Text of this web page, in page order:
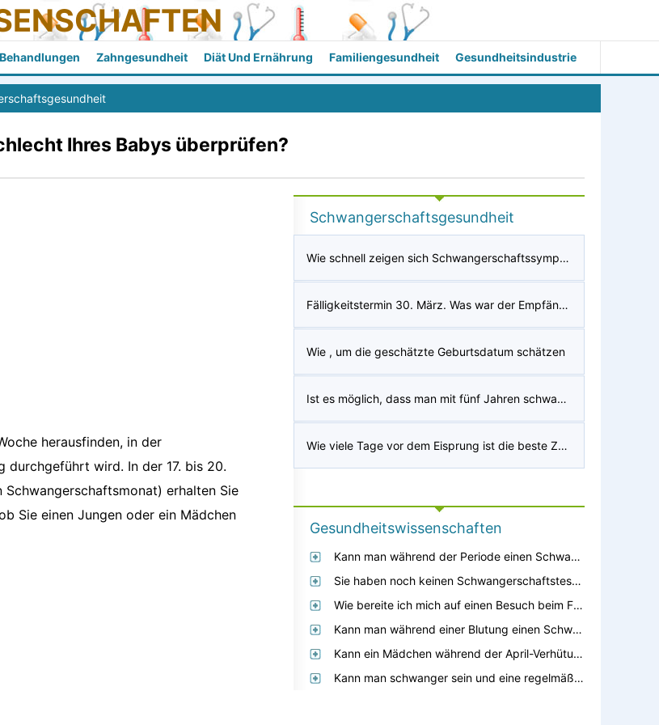
Zahngesundheit Diät Und Ernährung Familiengesundheit Gesundheitsindustrie
Ihres Babys überprüfen?
herausfinden, in der
durchgeführt wird. In der 17. bis 20.
erhalten Sie
Sie einen Jungen oder ein Mädchen
Schwangerschaftsgesundheit
Wie schnell zeigen sich Schwangerschaftssymptome?
Fälligkeitstermin 30. März. Was war der Empfängnistermin?
Wie , um die geschätzte Geburtsdatum schätzen
Ist es möglich, dass man mit fünf Jahren schwanger ist und einige seiner Hosen schon nicht mehr tragen kann? Lässt man sich früher zeigen, wenn man dünn ist?
Wie viele Tage vor dem Eisprung ist die beste Zeit Wunsch ?
Gesundheitswissenschaften
Kann man während der Periode einen Schwangerschaftstest machen und er ist trotzdem korrekt?
Sie haben noch keinen Schwangerschaftstest und Ihre Periode dürfte noch ein oder zwei Wochen auf sich warten lassen. Aber sind Schmerzen im Magen ein Zeichen einer Schwangerschaft?
Wie bereite ich mich auf einen Besuch beim Frauenarzt vor?
Kann man während einer Blutung einen Schwangerschaftstest machen?
Kann ein Mädchen während der April-Verhütung schwanger sein, wenn sie trotzdem ihre Periode bekommt?
Kann man schwanger sein und eine regelmäßige Periode haben, dann aber wenig?